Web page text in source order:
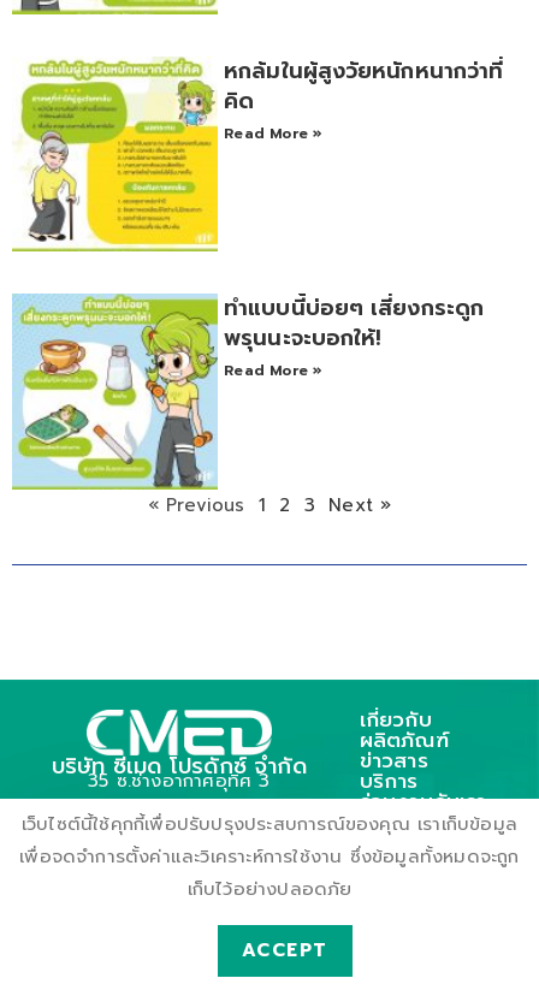
หกล้มในผู้สูงวัยหนักหนากว่าที่
คิด
Read More »
ทำแบบนี้บ่อยๆ เสี่ยงกระดูก
พรุนนะจะบอกให้!
Read More »
« Previous 1 2 3 Next »
บริษัท ซีเมด โปรดักซ์ จำกัด
35 ซ.ช่างอากาศอุทิศ 3
ถ.ช่างอากาศอุทิศ แขวงดอนเมือง
เขตตอนเมือง กรุงเทพฯ 10210
เกี่ยวกับ
ผลิตภัณฑ์
ข่าวสาร
บริการ
ร่วมงานกับเรา
ติดต่อเรา
เว็บไซต์นี้ใช้คุกกี้เพื่อปรับปรุงประสบการณ์ของคุณ เราเก็บข้อมูล
เพื่อจดจำการตั้งค่าและวิเคราะห์การใช้งาน ซึ่งข้อมูลทั้งหมดจะถูก
เก็บไว้อย่างปลอดภัย
ACCEPT